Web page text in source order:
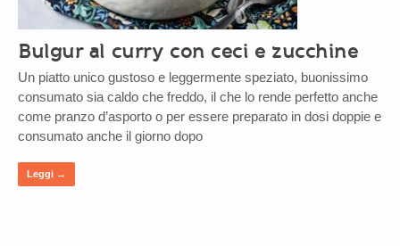
Bulgur al curry con ceci e zucchine
Un piatto unico gustoso e leggermente speziato, buonissimo
consumato sia caldo che freddo, il che lo rende perfetto anche
come pranzo d’asporto o per essere preparato in dosi doppie e
consumato anche il giorno dopo
Leggi →